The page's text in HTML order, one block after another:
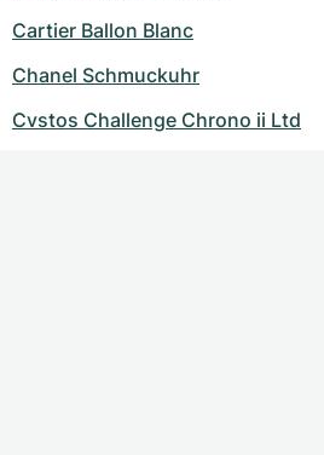
Cartier Ballon Blanc
Chanel Schmuckuhr
Cvstos Challenge Chrono ii Ltd